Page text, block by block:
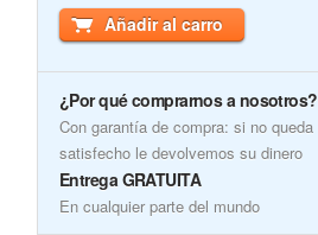
Añadir al carro
¿Por qué comprarnos a nosotros?
Con garantía de compra: si no queda
satisfecho le devolvemos su dinero
Entrega GRATUITA
En cualquier parte del mundo